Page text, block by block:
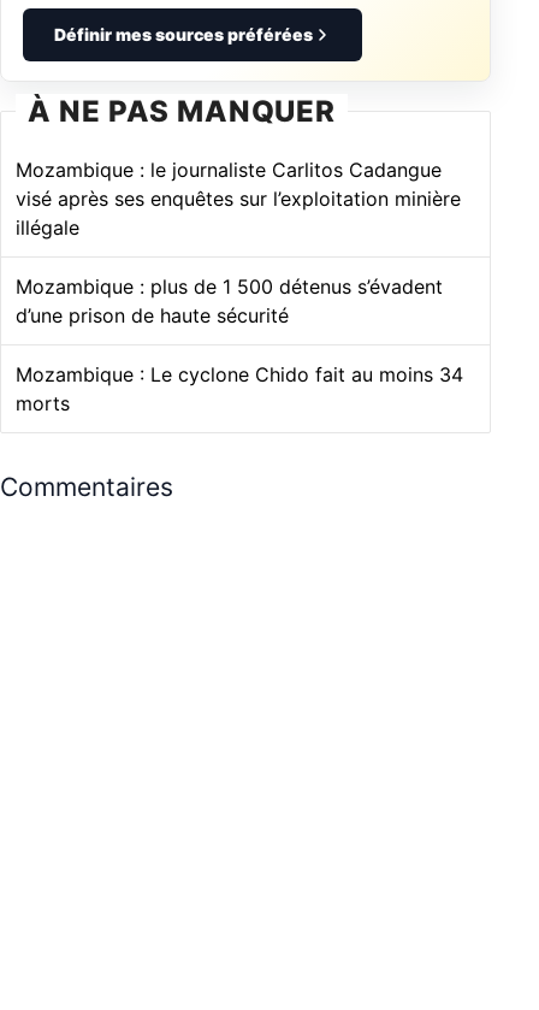
Définir mes sources préférées
À NE PAS MANQUER
Mozambique : le journaliste Carlitos Cadangue
visé après ses enquêtes sur l’exploitation minière
illégale
Mozambique : plus de 1 500 détenus s’évadent
d’une prison de haute sécurité
Mozambique : Le cyclone Chido fait au moins 34
morts
Commentaires